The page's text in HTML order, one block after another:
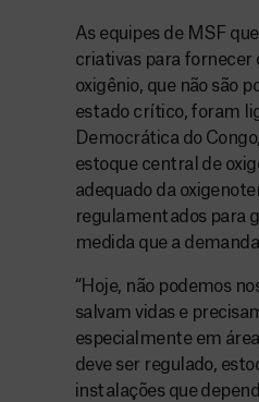
As equipes de MSF
criativas para fornecer
oxigênio, que não são
estado crítico, foram
Democrática do
estoque central de
adequado da
regulamentados para
medida que a
“Hoje, não podemos
salvam vidas e
especialmente em
deve ser regulado,
instalações que